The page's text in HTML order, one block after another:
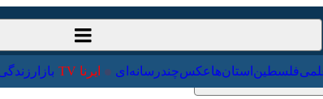
علمی فلسطین استان‌ها عکس چندرسانه‌ای ایرنا TV